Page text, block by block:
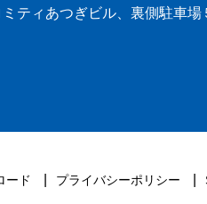
ミティあつぎビル、裏側駐車場
ード プライバシーポリシー